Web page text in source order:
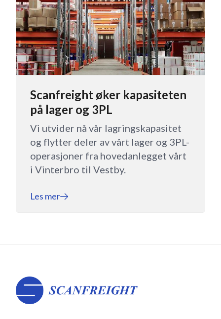
Scanfreight øker kapasiteten
på lager og 3PL
Vi utvider nå vår lagringskapasitet
og flytter deler av vårt lager og 3PL-
operasjoner fra hovedanlegget vårt
i Vinterbro til Vestby.
Les mer